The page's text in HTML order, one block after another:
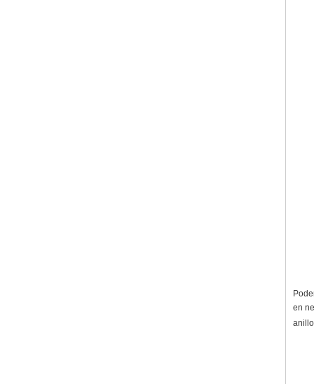
en